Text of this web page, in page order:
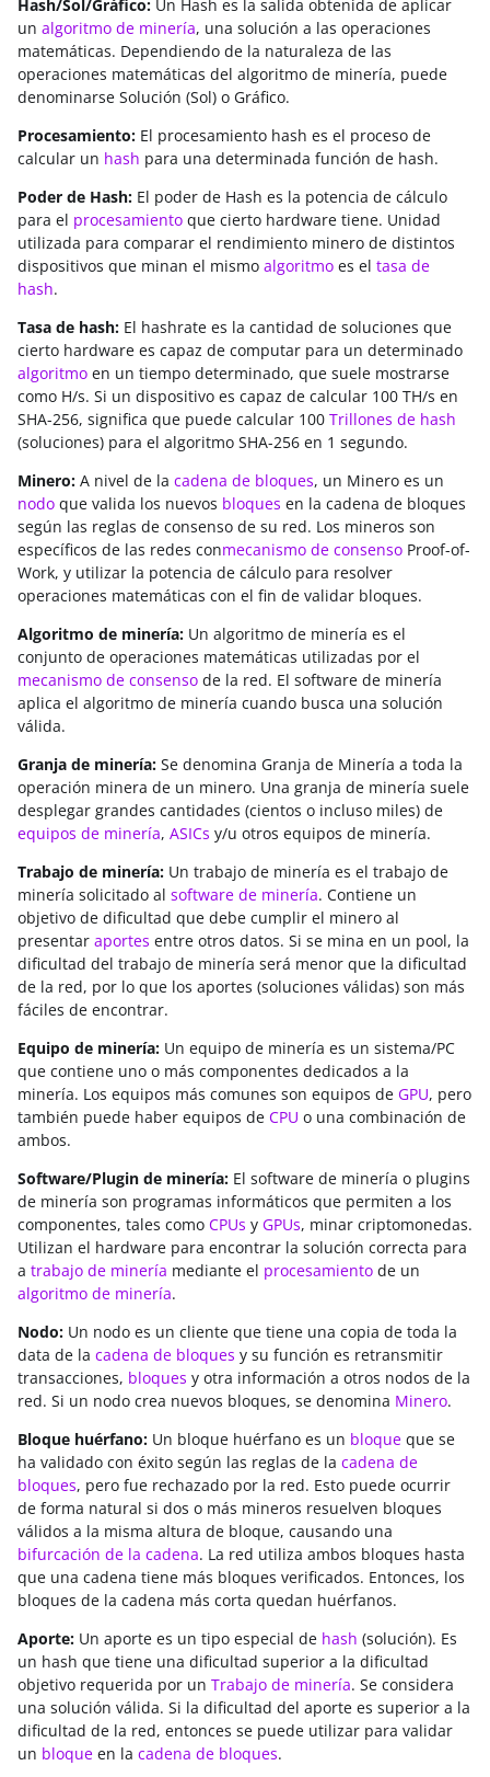
Hash/Sol/Gráfico: Un Hash es la salida obtenida de aplicar
un algoritmo de minería, una solución a las operaciones
matemáticas. Dependiendo de la naturaleza de las
operaciones matemáticas del algoritmo de minería, puede
denominarse Solución (Sol) o Gráfico.
Procesamiento: El procesamiento hash es el proceso de
calcular un hash para una determinada función de hash.
Poder de Hash: El poder de Hash es la potencia de cálculo
para el procesamiento que cierto hardware tiene. Unidad
utilizada para comparar el rendimiento minero de distintos
dispositivos que minan el mismo algoritmo es el tasa de
hash.
Tasa de hash: El hashrate es la cantidad de soluciones que
cierto hardware es capaz de computar para un determinado
algoritmo en un tiempo determinado, que suele mostrarse
como H/s. Si un dispositivo es capaz de calcular 100 TH/s en
SHA-256, significa que puede calcular 100 Trillones de hash
(soluciones) para el algoritmo SHA-256 en 1 segundo.
Minero: A nivel de la cadena de bloques, un Minero es un
nodo que valida los nuevos bloques en la cadena de bloques
según las reglas de consenso de su red. Los mineros son
específicos de las redes conmecanismo de consenso Proof-of-
Work, y utilizar la potencia de cálculo para resolver
operaciones matemáticas con el fin de validar bloques.
Algoritmo de minería: Un algoritmo de minería es el
conjunto de operaciones matemáticas utilizadas por el
mecanismo de consenso de la red. El software de minería
aplica el algoritmo de minería cuando busca una solución
válida.
Granja de minería: Se denomina Granja de Minería a toda la
operación minera de un minero. Una granja de minería suele
desplegar grandes cantidades (cientos o incluso miles) de
equipos de minería, ASICs y/u otros equipos de minería.
Trabajo de minería: Un trabajo de minería es el trabajo de
minería solicitado al software de minería. Contiene un
objetivo de dificultad que debe cumplir el minero al
presentar aportes entre otros datos. Si se mina en un pool, la
dificultad del trabajo de minería será menor que la dificultad
de la red, por lo que los aportes (soluciones válidas) son más
fáciles de encontrar.
Equipo de minería: Un equipo de minería es un sistema/PC
que contiene uno o más componentes dedicados a la
minería. Los equipos más comunes son equipos de GPU, pero
también puede haber equipos de CPU o una combinación de
ambos.
Software/Plugin de minería: El software de minería o plugins
de minería son programas informáticos que permiten a los
componentes, tales como CPUs y GPUs, minar criptomonedas.
Utilizan el hardware para encontrar la solución correcta para
a trabajo de minería mediante el procesamiento de un
algoritmo de minería.
Nodo: Un nodo es un cliente que tiene una copia de toda la
data de la cadena de bloques y su función es retransmitir
transacciones, bloques y otra información a otros nodos de la
red. Si un nodo crea nuevos bloques, se denomina Minero.
Bloque huérfano: Un bloque huérfano es un bloque que se
ha validado con éxito según las reglas de la cadena de
bloques, pero fue rechazado por la red. Esto puede ocurrir
de forma natural si dos o más mineros resuelven bloques
válidos a la misma altura de bloque, causando una
bifurcación de la cadena. La red utiliza ambos bloques hasta
que una cadena tiene más bloques verificados. Entonces, los
bloques de la cadena más corta quedan huérfanos.
Aporte: Un aporte es un tipo especial de hash (solución). Es
un hash que tiene una dificultad superior a la dificultad
objetivo requerida por un Trabajo de minería. Se considera
una solución válida. Si la dificultad del aporte es superior a la
dificultad de la red, entonces se puede utilizar para validar
un bloque en la cadena de bloques.